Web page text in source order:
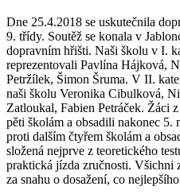
Dne 25.4.2018 se uskutečnila
9. třídy. Soutěž se konala v
dopravním hřišti. Naši školu v I.
reprezentovali Pavlína Hájková,
Petržílek, Šimon Šruma. V II.
naši školu Veronika Cibulková,
Zatloukal, Fabien Petráček. Žáci
pěti školám a obsadili nakonec
proti dalším čtyřem školám a
složená nejprve z teoretického
praktická jízda zručnosti. Všichni
za snahu o dosažení, co